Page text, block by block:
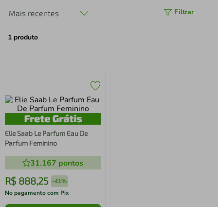
Mais recentes Filtrar
1 produto
Elie Saab Le Parfum Eau De
Parfum Feminino
31.167 pontos
R$ 888,25 -41%
No pagamento com Pix
perfume
4º